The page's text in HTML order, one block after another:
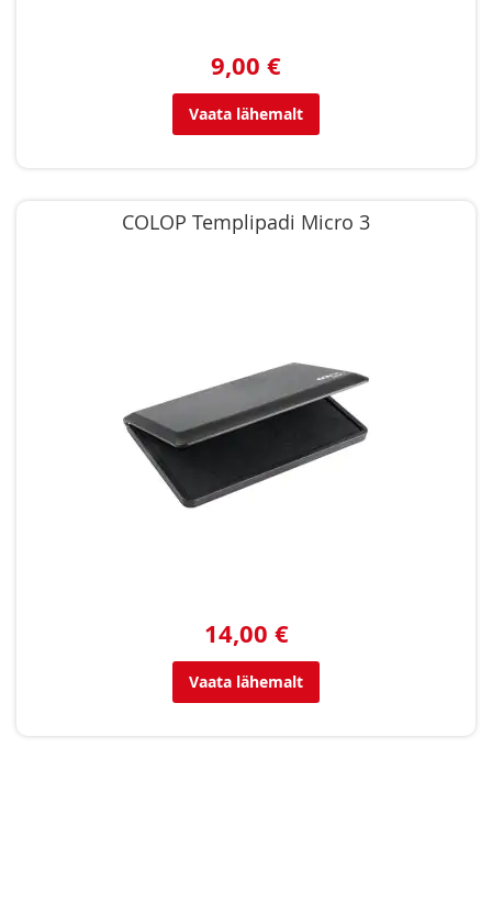
9,00 €
Vaata lähemalt
COLOP Templipadi Micro 3
14,00 €
Vaata lähemalt